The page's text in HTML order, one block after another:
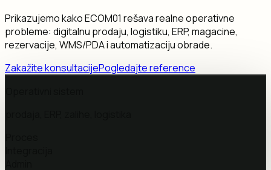
Prikazujemo kako ECOM01 rešava realne operativne
probleme: digitalnu prodaju, logistiku, ERP, magacine,
rezervacije, WMS/PDA i automatizaciju obrade.
Zakažite konsultacijePogledajte reference